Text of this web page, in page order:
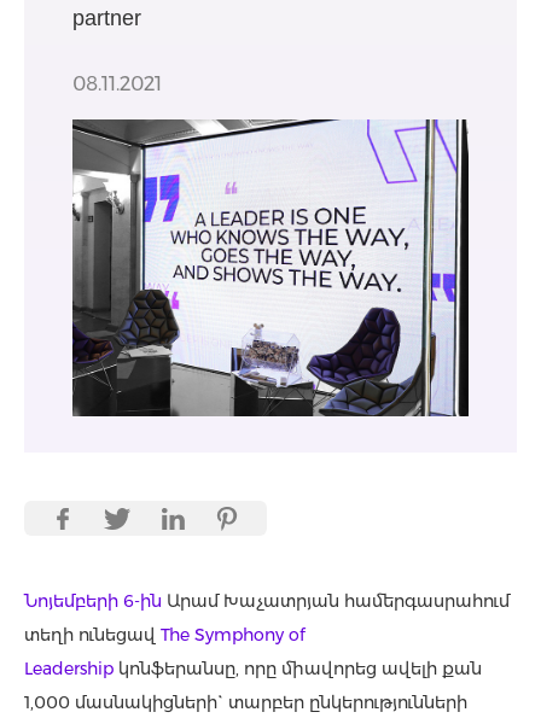
partner
08.11.2021
Նոյեմբերի 6-ին Արամ Խաչատրյան համերգասրահում
տեղի ունեցավ The Symphony of
Leadership կոնֆերանսը, որը միավորեց ավելի քան
1,000 մասնակիցների` տարբեր ընկերությունների